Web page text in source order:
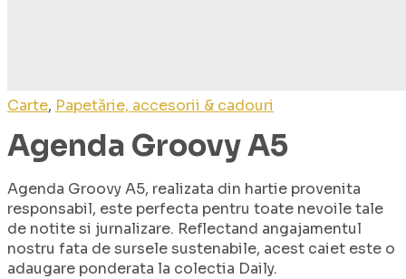
Carte, Papetărie, accesorii & cadouri
Agenda Groovy A5
Agenda Groovy A5, realizata din hartie provenita
responsabil, este perfecta pentru toate nevoile tale
de notite si jurnalizare. Reflectand angajamentul
nostru fata de sursele sustenabile, acest caiet este o
adaugare ponderata la colectia Daily.